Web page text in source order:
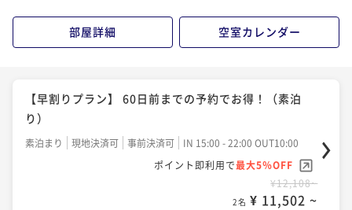
¥11,980~
2名 ¥ 11,381 ~
【早割りプラン】 60日前までの予約でお得！（朝食付
き）
朝食付き 現地決済可 事前決済可
IN 15:00 - 22:00 OUT10:00
ポイント即利用で 最大5％OFF
¥16,584~
2名 ¥ 15,754 ~
部屋詳細 空室カレンダー
【早割りプラン】 60日前までの予約でお得！（素泊
り）
素泊まり 現地決済可 事前決済可
IN 15:00 - 22:00 OUT10:00
ポイント即利用で最大5％OFF
¥12,108~
2名 ¥ 11,502 ~